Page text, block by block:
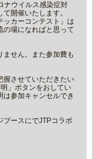
ナウイルス感染症対
開催いたします。
ッカーコンテスト」は
の場になればと思って
ません。また参加費も
握させていただきたい
」ボタンをおしてい
参加キャンセルでき
ースにでJTPコラボ